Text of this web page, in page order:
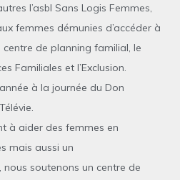
l’asbl Sans Logis Femmes,
femmes démunies d’accéder à
de planning familial, le
Familiales et l’Exclusion.
à la journée du Don
à aider des femmes en
mais aussi un
soutenons un centre de